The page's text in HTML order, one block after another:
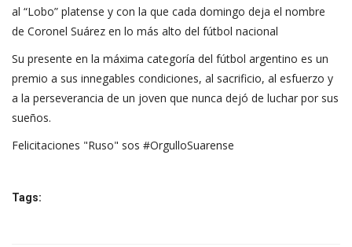
al “Lobo” platense y con la que cada domingo deja el nombre
de Coronel Suárez en lo más alto del fútbol nacional
Su presente en la máxima categoría del fútbol argentino es un
premio a sus innegables condiciones, al sacrificio, al esfuerzo y
a la perseverancia de un joven que nunca dejó de luchar por sus
sueños.
Felicitaciones "Ruso" sos #OrgulloSuarense
Tags: